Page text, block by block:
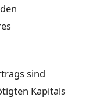
sind
Kapitals